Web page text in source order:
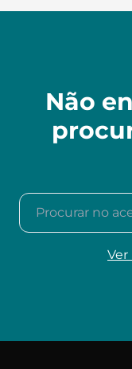
Não
Procurar no acervo